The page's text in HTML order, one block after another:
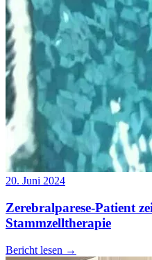
20. Juni 2024
Zerebralparese-Patient
Stammzelltherapie
Bericht lesen →